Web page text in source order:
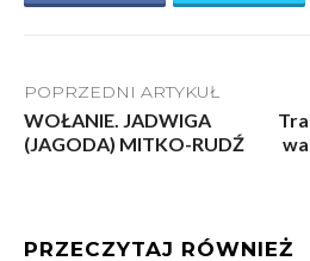
POPRZEDNI ARTYKUŁ
WOŁANIE. JADWIGA
(JAGODA) MITKO-RUDŹ
PRZECZYTAJ RÓWNIEŻ